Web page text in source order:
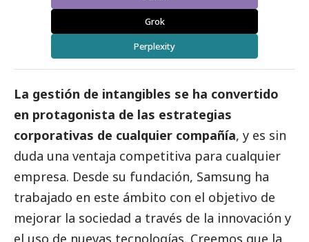
Grok
Perplexity
La gestión de intangibles se ha convertido
en protagonista de las estrategias
corporativas de cualquier compañía, y es sin
duda una ventaja competitiva para cualquier
empresa. Desde su fundación, Samsung ha
trabajado en este ámbito con el objetivo de
mejorar la sociedad a través de la innovación y